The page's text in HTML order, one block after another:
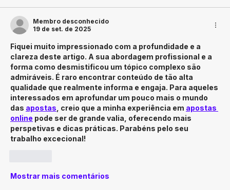
Membro desconhecido
19 de set. de 2025
Fiquei muito impressionado com a profundidade e a
clareza deste artigo. A sua abordagem profissional e a
forma como desmistificou um tópico complexo são
admiráveis. É raro encontrar conteúdo de tão alta
qualidade que realmente informa e engaja. Para aqueles
interessados em aprofundar um pouco mais o mundo
das apostas , creio que a minha experiência em apostas
online pode ser de grande valia, oferecendo mais
perspetivas e dicas práticas. Parabéns pelo seu
trabalho excecional!
Mostrar mais comentários